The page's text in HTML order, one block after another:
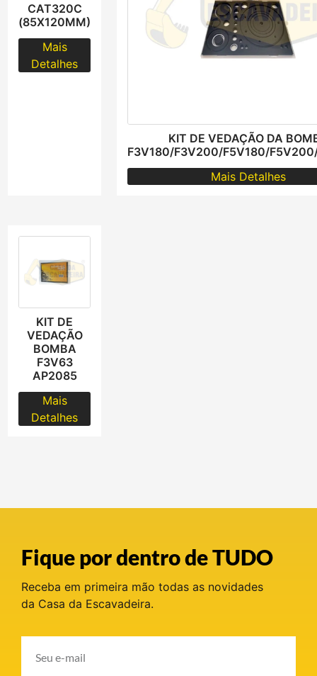
CAT320C
(85X120MM)
Mais
Detalhes
KIT DE VEDAÇÃO DA
F3V180/F3V200/F5V180/
Mais Detalhes
KIT DE
VEDAÇÃO
BOMBA
F3V63
AP2085
Mais
Detalhes
Fique por dentro de TUDO
Receba em primeira mão todas as novidades
da Casa da Escavadeira.